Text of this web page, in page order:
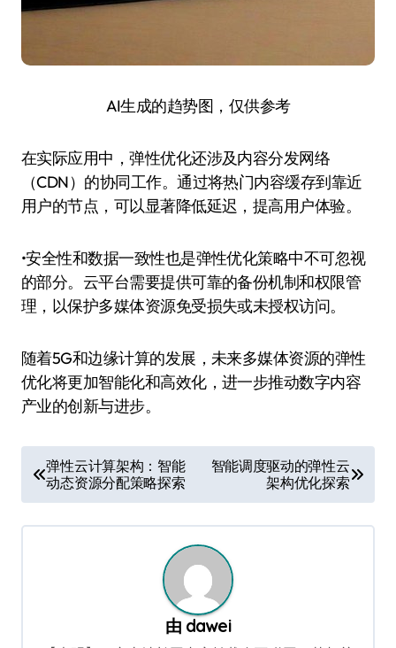
AI生成的趋势图，仅供参考
在实际应用中，弹性优化还涉及内容分发网络
（CDN）的协同工作。通过将热门内容缓存到靠近
用户的节点，可以显著降低延迟，提高用户体验。
•安全性和数据一致性也是弹性优化策略中不可忽视
的部分。云平台需要提供可靠的备份机制和权限管
理，以保护多媒体资源免受损失或未授权访问。
随着5G和边缘计算的发展，未来多媒体资源的弹性
优化将更加智能化和高效化，进一步推动数字内容
产业的创新与进步。
章
导
弹性云计算架构：智能
动态资源分配策略探索
智能调度驱动的弹性云
架构优化探索
由 dawei